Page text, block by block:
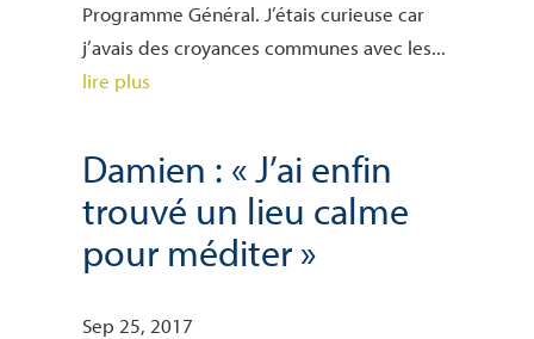
Programme Général. J’étais curieuse car
j’avais des croyances communes avec les...
lire plus
Damien : « J’ai enfin
trouvé un lieu calme
pour méditer »
Sep 25, 2017